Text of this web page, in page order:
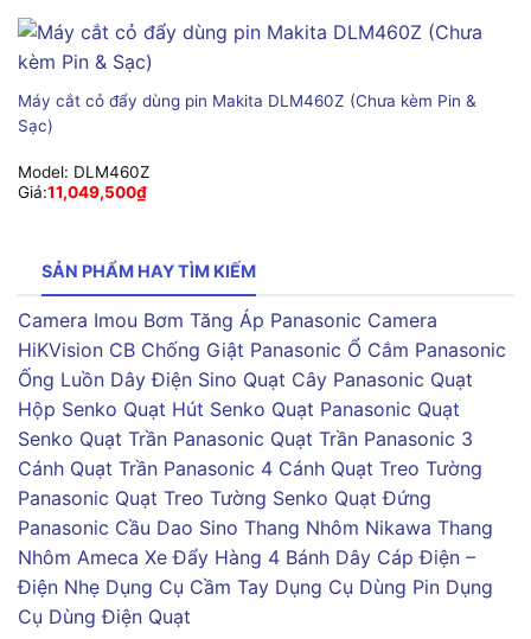
Máy cắt cỏ đẩy dùng pin Makita DLM460Z (Chưa kèm Pin &
Sạc)
Model: DLM460Z
Giá:11,049,500₫
SẢN PHẨM HAY TÌM KIẾM
Camera Imou Bơm Tăng Áp Panasonic Camera
HiKVision CB Chống Giật Panasonic Ổ Cắm Panasonic
Ống Luồn Dây Điện Sino Quạt Cây Panasonic Quạt
Hộp Senko Quạt Hút Senko Quạt Panasonic Quạt
Senko Quạt Trần Panasonic Quạt Trần Panasonic 3
Cánh Quạt Trần Panasonic 4 Cánh Quạt Treo Tường
Panasonic Quạt Treo Tường Senko Quạt Đứng
Panasonic Cầu Dao Sino Thang Nhôm Nikawa Thang
Nhôm Ameca Xe Đẩy Hàng 4 Bánh Dây Cáp Điện –
Điện Nhẹ Dụng Cụ Cầm Tay Dụng Cụ Dùng Pin Dụng
Cụ Dùng Điện Quạt